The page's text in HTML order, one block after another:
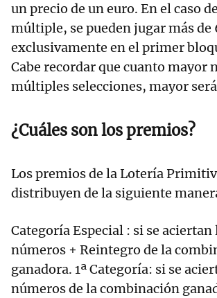
un precio de un euro. En el caso
múltiple, se pueden jugar más de
exclusivamente en el primer
Cabe recordar que cuanto mayor
múltiples selecciones, mayor
¿Cuáles son los premios?
Los premios de la Lotería
distribuyen de la siguiente
Categoría Especial : si se aciertan
números + Reintegro de la
ganadora. 1ª Categoría: si se
números de la combinación